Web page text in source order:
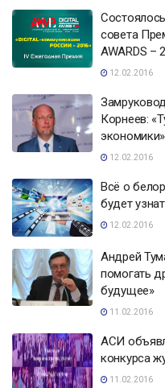
совета
AWARDS –
12.02.2016
Корнеев:
экономики»
12.02.2016
Всё о
будет
12.02.2016
Андрей
помогать
будущее»
11.02.2016
АСИ
конкурса
11.02.2016